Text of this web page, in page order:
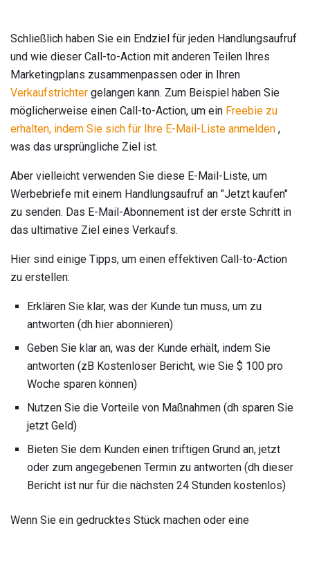
Schließlich haben Sie ein Endziel für jeden Handlungsaufruf
und wie dieser Call-to-Action mit anderen Teilen Ihres
Marketingplans zusammenpassen oder in Ihren
Verkaufstrichter gelangen kann. Zum Beispiel haben Sie
möglicherweise einen Call-to-Action, um ein Freebie zu
erhalten, indem Sie sich für Ihre E-Mail-Liste anmelden ,
was das ursprüngliche Ziel ist.
Aber vielleicht verwenden Sie diese E-Mail-Liste, um
Werbebriefe mit einem Handlungsaufruf an "Jetzt kaufen"
zu senden. Das E-Mail-Abonnement ist der erste Schritt in
das ultimative Ziel eines Verkaufs.
Hier sind einige Tipps, um einen effektiven Call-to-Action
zu erstellen:
Erklären Sie klar, was der Kunde tun muss, um zu
antworten (dh hier abonnieren)
Geben Sie klar an, was der Kunde erhält, indem Sie
antworten (zB Kostenloser Bericht, wie Sie $ 100 pro
Woche sparen können)
Nutzen Sie die Vorteile von Maßnahmen (dh sparen Sie
jetzt Geld)
Bieten Sie dem Kunden einen triftigen Grund an, jetzt
oder zum angegebenen Termin zu antworten (dh dieser
Bericht ist nur für die nächsten 24 Stunden kostenlos)
Wenn Sie ein gedrucktes Stück machen oder eine